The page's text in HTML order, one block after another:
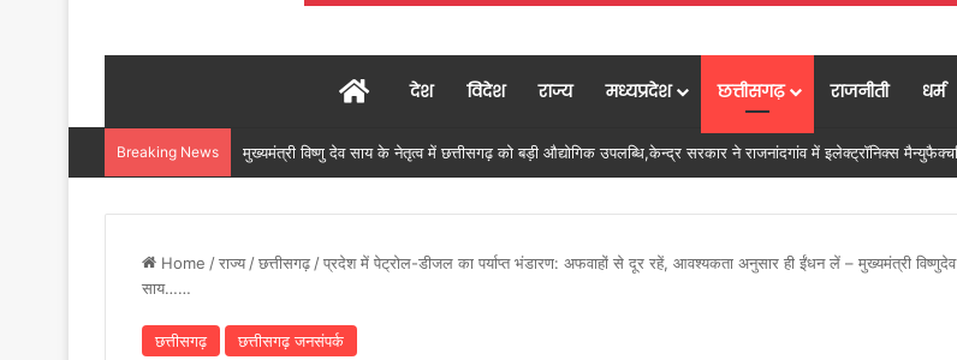
Homeदेश विदेश राज्य मध्यप्रदेश छत्तीसगढ़ राजनीती धर्म
Breaking News महावीर सिंह ठाकुर समेत 9 सदस्य कम्युनिटी मेडिएशन पैनल में शामिल, विवादों के समाधान की दिशा में महत्वपूर्ण पहल
Home /राज्य /छत्तीसगढ़ /प्रदेश में पेट्रोल-डीजल का पर्याप्त भंडारण: अफवाहों से दूर रहें, आवश्यकता अनुसार ही ईंधन लें – मुख्यमंत्री विष्णुदेव
साय……
छत्तीसगढ़ छत्तीसगढ़ जनसंपर्क